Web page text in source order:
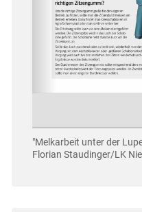
"Melkarbeit unter der
Florian Staudinger/LK